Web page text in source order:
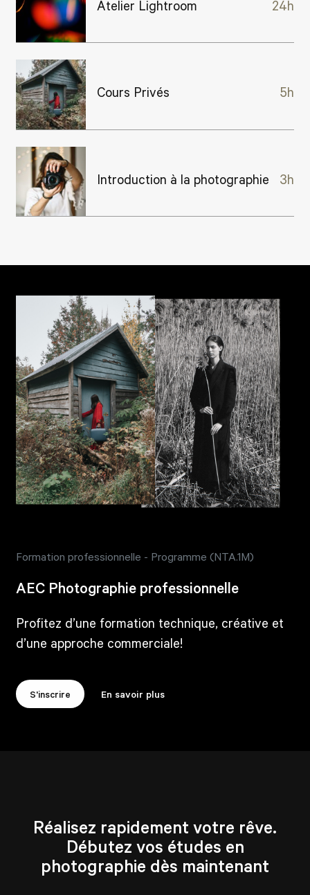
Atelier Lightroom 24h
Cours Privés 5h
Introduction à la photographie 3h
Formation professionnelle - Programme (NTA.1M)
AEC Photographie professionnelle
Profitez d’une formation technique, créative et
d’une approche commerciale!
S'inscrire En savoir plus
Réalisez rapidement votre rêve.
Débutez vos études en
photographie dès maintenant